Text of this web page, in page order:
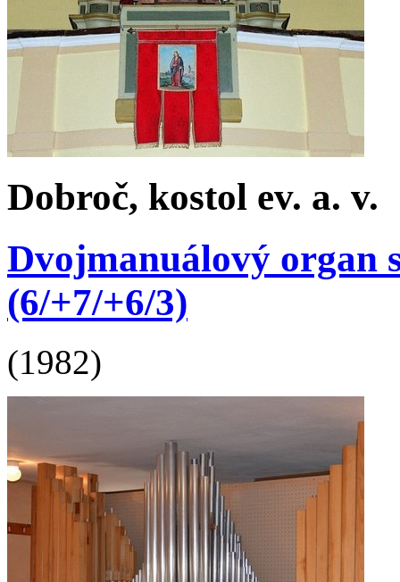
Dobroč, kostol ev. a. v.
Dvojmanuálový organ
(6/+7/+6/3)
(1982)